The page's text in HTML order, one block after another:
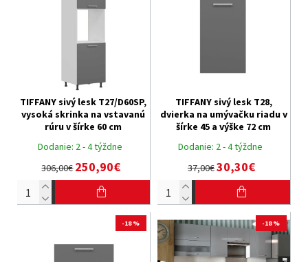
Dodanie: 2 - 4 týždne
TIFFANY sivý lesk T27/D60SP,
vysoká skrinka na vstavanú
rúru v šírke 60 cm
306,00€250,90€
Dodanie: 2 - 4 týždne
TIFFANY sivý lesk T28,
dvierka na umývačku riadu v
šírke 45 a výške 72 cm
37,00€30,30€
-18 % -18 %